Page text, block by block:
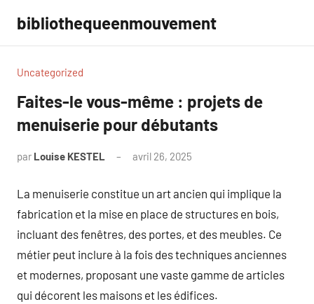
contenu
bibliothequeenmouvement
Uncategorized
Faites-le vous-même : projets de
menuiserie pour débutants
par Louise KESTEL avril 26, 2025
La menuiserie constitue un art ancien qui implique la
fabrication et la mise en place de structures en bois,
incluant des fenêtres, des portes, et des meubles. Ce
métier peut inclure à la fois des techniques anciennes
et modernes, proposant une vaste gamme de articles
qui décorent les maisons et les édifices.